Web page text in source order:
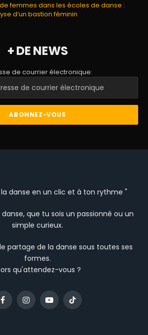
femmes dans les écoles de danse :
d’un bastion féminin
+ DE NEWS
de courrier électronique:
danse en un clic et à ton rythme "
danse, que tu sois un passionné ou un
simple curieux.
partage de la danse sous toutes ses
formes.
qu'attendez-vous ?
FacebookInstagramYouTubeTikTok